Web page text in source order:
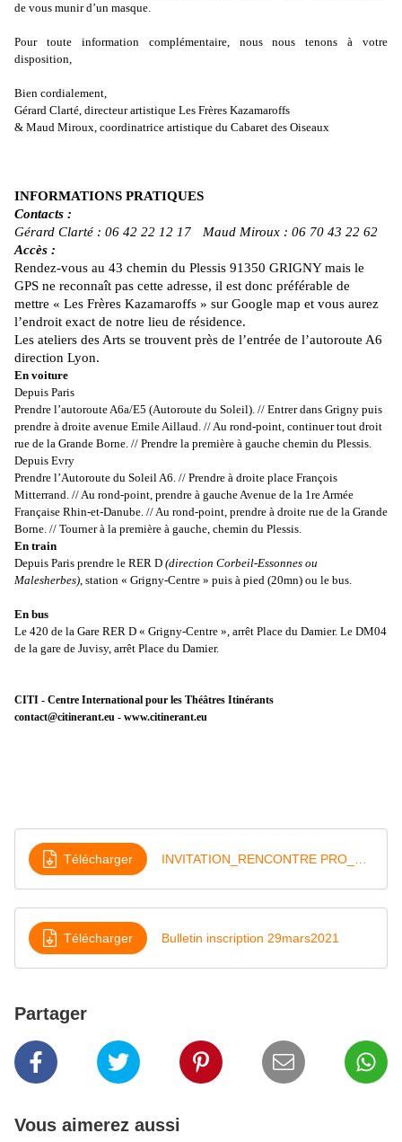
de vous munir d’un masque.
Pour toute information complémentaire, nous nous tenons à votre
disposition,
Bien cordialement,
Gérard Clarté, directeur artistique Les Frères Kazamaroffs
& Maud Miroux, coordinatrice artistique du Cabaret des Oiseaux
INFORMATIONS PRATIQUES
Contacts :
Gérard Clarté : 06 42 22 12 17
Maud Miroux : 06 70 43 22 62
Accès :
Rendez-vous au 43 chemin du Plessis 91350 GRIGNY mais le
GPS ne reconnaît pas cette adresse, il est donc préférable de
mettre « Les Frères Kazamaroffs » sur Google map et vous aurez
l’endroit exact de notre lieu de résidence.
Les ateliers des Arts se trouvent près de l’entrée de l’autoroute A6
direction Lyon.
En voiture
Depuis Paris
Prendre l’autoroute A6a/E5 (Autoroute du Soleil). // Entrer dans Grigny puis
prendre à droite avenue Emile Aillaud. // Au rond-point, continuer tout droit
rue de la Grande Borne. // Prendre la première à gauche chemin du Plessis.
Depuis Evry
Prendre l’Autoroute du Soleil A6. // Prendre à droite place François
Mitterrand. // Au rond-point, prendre à gauche Avenue de la 1re Armée
Française Rhin-et-Danube. // Au rond-point, prendre à droite rue de la Grande
Borne. // Tourner à la première à gauche, chemin du Plessis.
En train
Depuis Paris prendre le RER D (direction Corbeil-Essonnes ou
Malesherbes), station « Grigny-Centre » puis à pied (20mn) ou le bus.
En bus
Le 420 de la Gare RER D « Grigny-Centre », arrêt Place du Damier. Le DM04
de la gare de Juvisy, arrêt Place du Damier.
CITI - Centre International pour les Théâtres Itinérants
contact@citinerant.eu - www.citinerant.eu
Télécharger
Télécharger Bulletin inscription 29mars2021
Partager
Vous aimerez aussi